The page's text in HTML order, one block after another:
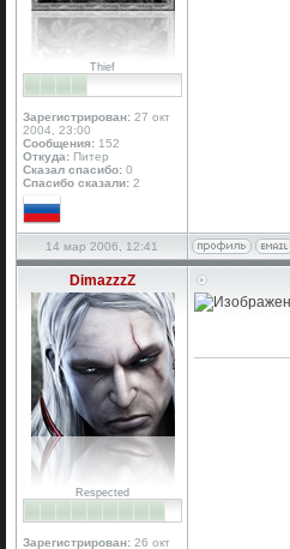
Thief
Зарегистрирован: 27 окт
2004, 23:00
Сообщения: 152
Откуда: Питер
Сказал спасибо: 0
Спасибо сказали: 2
14 мар 2006, 12:41
DimazzzZ
Respected
Зарегистрирован: 26 окт